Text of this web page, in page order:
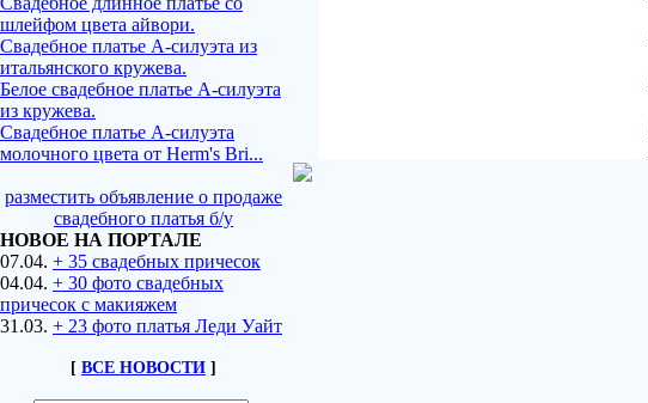
шлейфом цвета айвори.
Свадебное платье А-силуэта из
итальянского кружева.
Белое свадебное платье А-силуэта
из кружева.
Свадебное платье А-силуэта
молочного цвета от Herm's Bri...
разместить объявление о продаже
свадебного платья б/у
НОВОЕ НА ПОРТАЛЕ
07.04. + 35 свадебных причесок
04.04. + 30 фото свадебных
причесок с макияжем
31.03. + 23 фото платья Леди Уайт
[ ВСЕ НОВОСТИ ]